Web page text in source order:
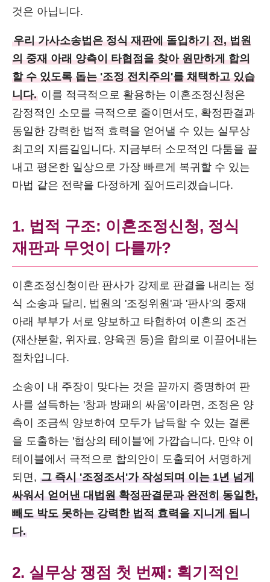
것은 아닙니다.
우리 가사소송법은 정식 재판에 돌입하기 전, 법원
의 중재 아래 양측이 타협점을 찾아 원만하게 합의
할 수 있도록 돕는 '조정 전치주의'를 채택하고 있습
니다. 이를 적극적으로 활용하는 이혼조정신청은
감정적인 소모를 극적으로 줄이면서도, 확정판결과
동일한 강력한 법적 효력을 얻어낼 수 있는 실무상
최고의 지름길입니다. 지금부터 소모적인 다툼을 끝
내고 평온한 일상으로 가장 빠르게 복귀할 수 있는
마법 같은 전략을 다정하게 짚어드리겠습니다.
1. 법적 구조: 이혼조정신청, 정식
재판과 무엇이 다를까?
이혼조정신청이란 판사가 강제로 판결을 내리는 정
식 소송과 달리, 법원의 '조정위원'과 '판사'의 중재
아래 부부가 서로 양보하고 타협하여 이혼의 조건
(재산분할, 위자료, 양육권 등)을 합의로 이끌어내는
절차입니다.
소송이 내 주장이 맞다는 것을 끝까지 증명하여 판
사를 설득하는 '창과 방패의 싸움'이라면, 조정은 양
측이 조금씩 양보하여 모두가 납득할 수 있는 결론
을 도출하는 '협상의 테이블'에 가깝습니다. 만약 이
테이블에서 극적으로 합의안이 도출되어 서명하게
되면, 그 즉시 '조정조서'가 작성되며 이는 1년 넘게
싸워서 얻어낸 대법원 확정판결문과 완전히 동일한,
빼도 박도 못하는 강력한 법적 효력을 지니게 됩니
다.
2. 실무상 쟁점 첫 번째: 획기적인